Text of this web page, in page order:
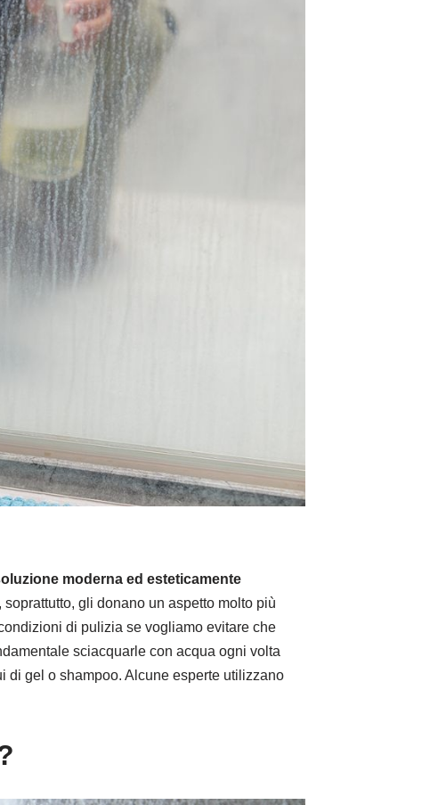
moderna ed esteticamente
gli donano un aspetto molto più
di pulizia se vogliamo evitare che
sciacquarle con acqua ogni volta
di gel o shampoo. Alcune esperte utilizzano